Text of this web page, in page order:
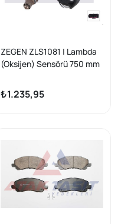
ZEGEN ZLS1081 | Lambda
(Oksijen) Sensörü 750 mm
1.6İ-1.8 T (Aeh-Akl-Apf-
Agu) 1997-2005 / Passat
₺1.235,95